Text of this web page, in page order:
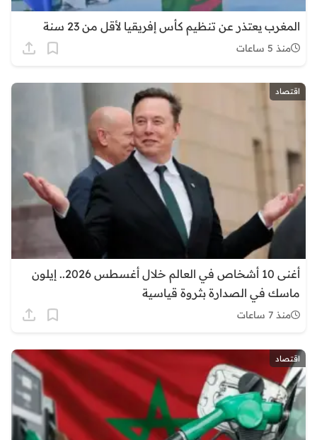
المغرب يعتذر عن تنظيم كأس إفريقيا لأقل من 23 سنة
منذ 5 ساعات
اقتصاد
أغنى 10 أشخاص في العالم خلال أغسطس 2026.. إيلون
ماسك في الصدارة بثروة قياسية
منذ 7 ساعات
اقتصاد